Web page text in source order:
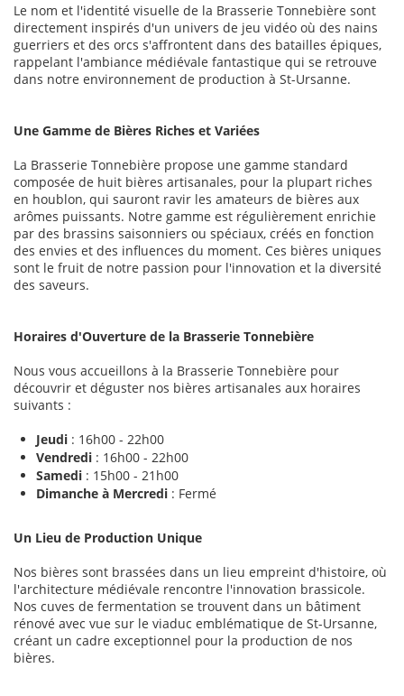
Le nom et l'identité visuelle de la Brasserie Tonnebière sont
directement inspirés d'un univers de jeu vidéo où des nains
guerriers et des orcs s'affrontent dans des batailles épiques,
rappelant l'ambiance médiévale fantastique qui se retrouve
dans notre environnement de production à St-Ursanne.
Une Gamme de Bières Riches et Variées
La Brasserie Tonnebière propose une gamme standard
composée de huit bières artisanales, pour la plupart riches
en houblon, qui sauront ravir les amateurs de bières aux
arômes puissants. Notre gamme est régulièrement enrichie
par des brassins saisonniers ou spéciaux, créés en fonction
des envies et des influences du moment. Ces bières uniques
sont le fruit de notre passion pour l'innovation et la diversité
des saveurs.
Horaires d'Ouverture de la Brasserie Tonnebière
Nous vous accueillons à la Brasserie Tonnebière pour
découvrir et déguster nos bières artisanales aux horaires
suivants :
Jeudi : 16h00 - 22h00
Vendredi : 16h00 - 22h00
Samedi : 15h00 - 21h00
Dimanche à Mercredi : Fermé
Un Lieu de Production Unique
Nos bières sont brassées dans un lieu empreint d'histoire, où
l'architecture médiévale rencontre l'innovation brassicole.
Nos cuves de fermentation se trouvent dans un bâtiment
rénové avec vue sur le viaduc emblématique de St-Ursanne,
créant un cadre exceptionnel pour la production de nos
bières.